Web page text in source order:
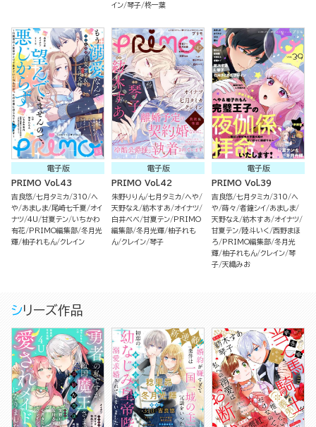
イン 琴子 柊一葉
電子版
PRIMO Vol.43
吉良悠 七月タミカ 310 へ
や
あましま 尾崎七千夏 オイ
ナツ 4U 甘夏テン いちかわ
有花
PRIMO編集部 冬月光
輝 柚子れもん クレイン
電子版
PRIMO Vol.42
朱野りりん 七月タミカ へや
天野なえ
紡木すあ オイナツ
白井べべ 甘夏テン
PRIMO
編集部 冬月光輝 柚子れも
ん クレイン 琴子
電子版
PRIMO Vol.39
吉良悠 七月タミカ 310 へ
や 蒔々 者鐘シイ あましま
天野なえ
紡木すあ オイナツ
甘夏テン 陸斗いく 西野まほ
ろ
PRIMO編集部 冬月光
輝 柚子れもん クレイン 琴
子 天織みお
シリーズ作品